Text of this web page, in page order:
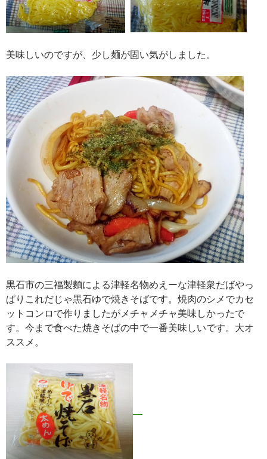
美味しいのですが、少し麺が固い気がしました。
黒石市の三福製麵による津軽名物めえーな津軽衆だばやっ
ぱりこれだじゃ黒石ゆで焼きそばです。焼肉のシメでカセ
ットコンロで作りましたがメチャメチャ美味しかったで
す。今まで食べた焼きそばの中で一番美味しいです。大オ
ススメ。